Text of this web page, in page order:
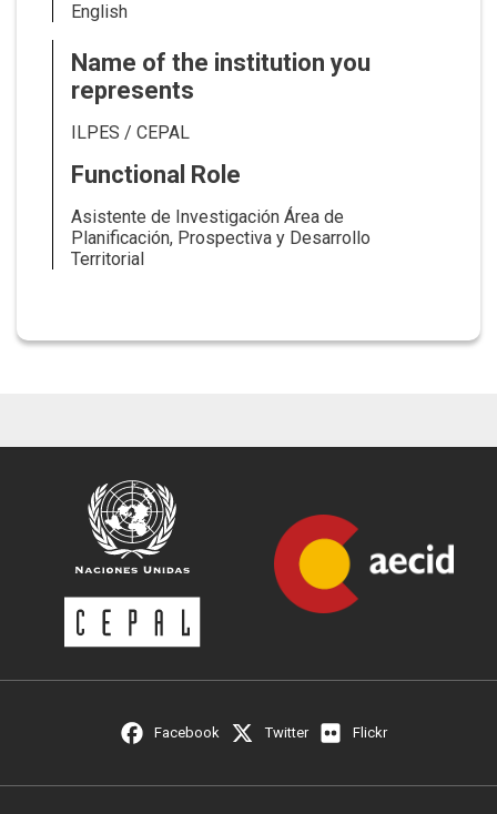
English
Name of the institution you
represents
ILPES / CEPAL
Functional Role
Asistente de Investigación Área de
Planificación, Prospectiva y Desarrollo
Territorial
Facebook Twitter Flickr